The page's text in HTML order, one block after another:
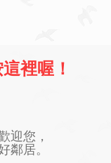
裡喔！
迎您，
鄰居。